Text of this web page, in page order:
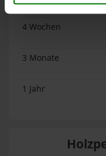
Zeitraum
4 Wochen
3 Monate
1 Jahr